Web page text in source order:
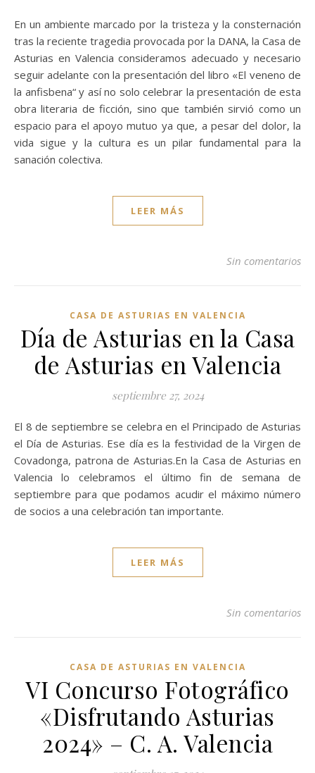
En un ambiente marcado por la tristeza y la consternación
tras la reciente tragedia provocada por la DANA, la Casa de
Asturias en Valencia consideramos adecuado y necesario
seguir adelante con la presentación del libro «El veneno de
la anfisbena“ y así no solo celebrar la presentación de esta
obra literaria de ficción, sino que también sirvió como un
espacio para el apoyo mutuo ya que, a pesar del dolor, la
vida sigue y la cultura es un pilar fundamental para la
sanación colectiva.
LEER MÁS
Sin comentarios
CASA DE ASTURIAS EN VALENCIA
Día de Asturias en la Casa
de Asturias en Valencia
septiembre 27, 2024
El 8 de septiembre se celebra en el Principado de Asturias
el Día de Asturias. Ese día es la festividad de la Virgen de
Covadonga, patrona de Asturias.En la Casa de Asturias en
Valencia lo celebramos el último fin de semana de
septiembre para que podamos acudir el máximo número
de socios a una celebración tan importante.
LEER MÁS
Sin comentarios
CASA DE ASTURIAS EN VALENCIA
VI Concurso Fotográfico
«Disfrutando Asturias
2024» – C. A. Valencia